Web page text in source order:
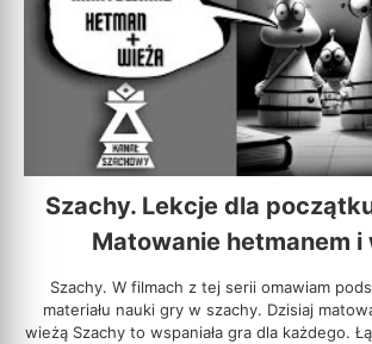
Szachy. Lekcje dla
Matowanie hetmanem i
Szachy. W filmach z tej serii omawiam
materiału nauki gry w szachy. Dzisiaj
wieżą Szachy to wspaniała gra dla każdego.